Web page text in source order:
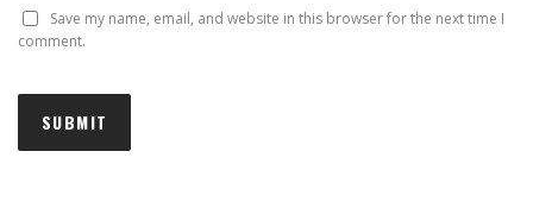
Save my name, email, and website in this browser for the next time I
comment.